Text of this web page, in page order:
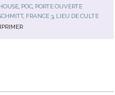
POC PORTE OUVERTE
, FRANCE 3 LIEU DE CULTE